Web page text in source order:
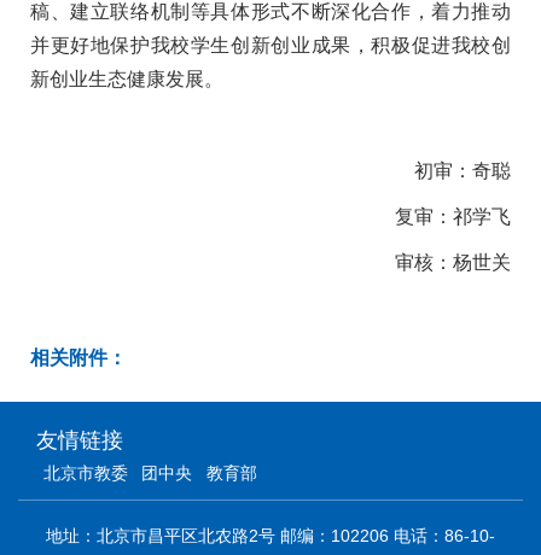
稿、建立联络机制等具体形式不断深化合作，着力推动
并更好地保护我校学生创新创业成果，积极促进我校创
新创业生态健康发展。
初审：奇聪
复审：祁学飞
审核：杨世关
相关附件：
友情链接
北京市教委 团中央 教育部
地址：北京市昌平区北农路2号 邮编：102206 电话：86-10-